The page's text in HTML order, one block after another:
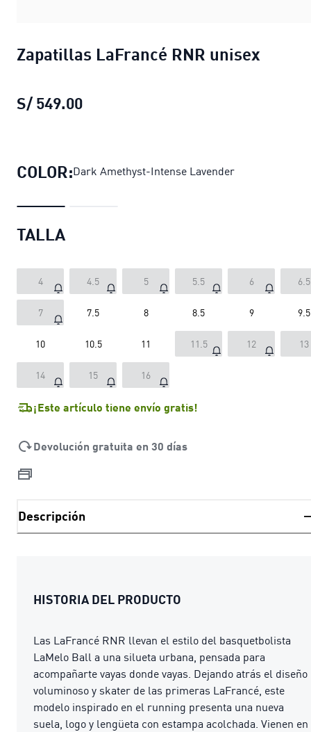
Zapatillas LaFrancé RNR unisex
S/ 549.00
COLOR:Dark Amethyst-Intense Lavender
TALLA
4 4.5 5 5.5 6 6.5
7 7.5 8 8.5 9 9.5
10 10.5 11 11.5 12 13
14 15 16
¡Este artículo tiene envío gratis!
Devolución gratuita en 30 días
Descripción
HISTORIA DEL PRODUCTO
Las LaFrancé RNR llevan el estilo del basquetbolista
LaMelo Ball a una silueta urbana, pensada para
acompañarte vayas donde vayas. Dejando atrás el diseño
voluminoso y skater de las primeras LaFrancé, este
modelo inspirado en el running presenta una nueva
suela, logo y lengüeta con estampa acolchada. Vienen en